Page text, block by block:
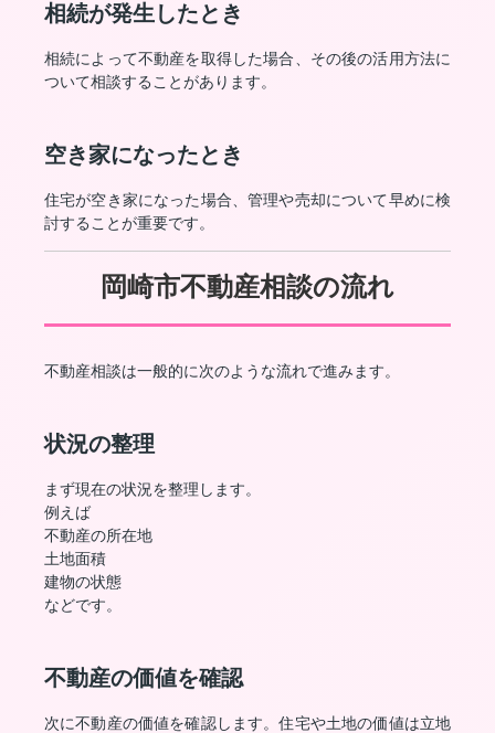
相続が発生したとき
相続によって不動産を取得した場合、その後の活用方法に
ついて相談することがあります。
空き家になったとき
住宅が空き家になった場合、管理や売却について早めに検
討することが重要です。
岡崎市不動産相談の流れ
不動産相談は一般的に次のような流れで進みます。
状況の整理
まず現在の状況を整理します。
例えば
不動産の所在地
土地面積
建物の状態
などです。
不動産の価値を確認
次に不動産の価値を確認します。住宅や土地の価値は立地